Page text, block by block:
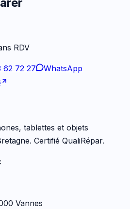
RDV
62 72 27
WhatsApp
tablettes et objets
Certifié QualiRépar.
Vannes